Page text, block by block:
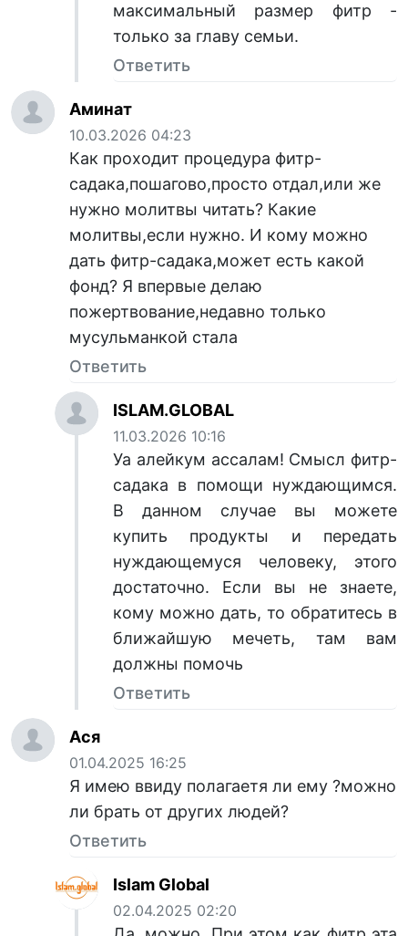
максимальный размер фитр -
только за главу семьи.
Ответить
Аминат
10.03.2026 04:23
Как проходит процедура фитр-
садака,пошагово,просто отдал,или же
нужно молитвы читать? Какие
молитвы,если нужно. И кому можно
дать фитр-садака,может есть какой
фонд? Я впервые делаю
пожертвование,недавно только
мусульманкой стала
Ответить
ISLAM.GLOBAL
11.03.2026 10:16
Уа алейкум ассалам! Смысл фитр-
садака в помощи нуждающимся.
В данном случае вы можете
купить продукты и передать
нуждающемуся человеку, этого
достаточно. Если вы не знаете,
кому можно дать, то обратитесь в
ближайшую мечеть, там вам
должны помочь
Ответить
Ася
01.04.2025 16:25
Я имею ввиду полагаетя ли ему ?можно
ли брать от других людей?
Ответить
Islam Global
02.04.2025 02:20